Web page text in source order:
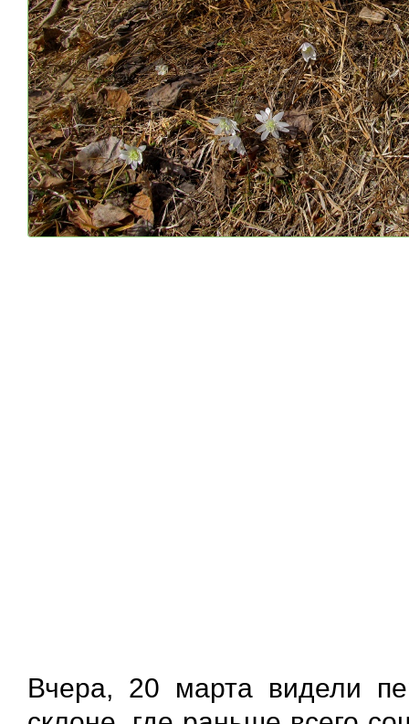
Вчера, 20 марта видели